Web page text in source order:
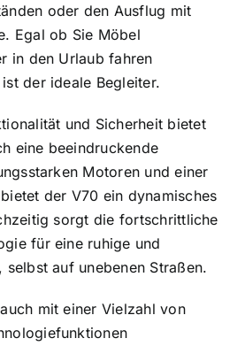
oder den Ausflug mit
Egal ob Sie Möbel
in den Urlaub fahren
der ideale Begleiter.
und Sicherheit bietet
eine beeindruckende
Motoren und einer
der V70 ein dynamisches
sorgt die fortschrittliche
für eine ruhige und
auf unebenen Straßen.
mit einer Vielzahl von